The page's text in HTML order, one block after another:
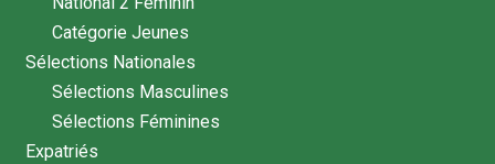
Catégorie Jeunes
Sélections Nationales
Sélections Masculines
Sélections Féminines
Expatriés